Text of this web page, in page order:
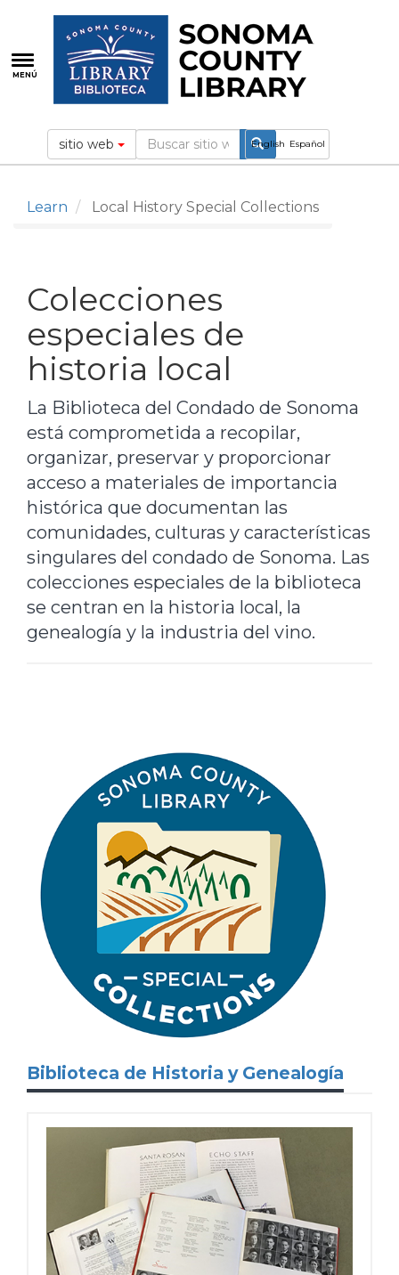
contenido
principal
MENÚ
English Español
sitio web
Learn Local History Special Collections
Colecciones
especiales de
historia local
La Biblioteca del Condado de Sonoma
está comprometida a recopilar,
organizar, preservar y proporcionar
acceso a materiales de importancia
histórica que documentan las
comunidades, culturas y características
singulares del condado de Sonoma. Las
colecciones especiales de la biblioteca
se centran en la historia local, la
genealogía y la industria del vino.
Biblioteca de Historia y Genealogía